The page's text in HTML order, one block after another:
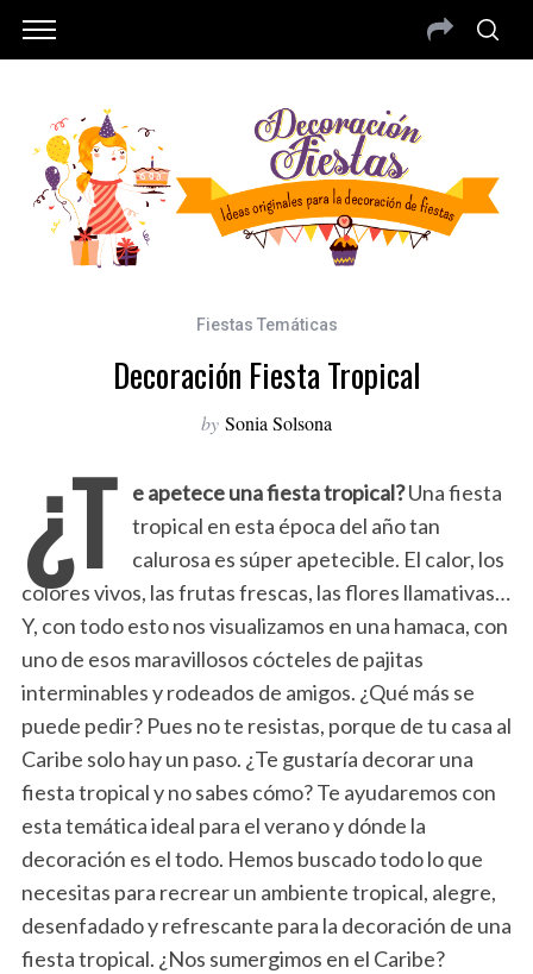
Fiestas Temáticas
Decoración Fiesta Tropical
by Sonia Solsona
¿T e apetece una fiesta tropical?Una fiesta
tropical en esta época del año tan
calurosa es súper apetecible. El calor, los
colores vivos, las frutas frescas, las flores llamativas…
Y, con todo esto nos visualizamos en una hamaca, con
uno de esos maravillosos cócteles de pajitas
interminables y rodeados de amigos. ¿Qué más se
puede pedir? Pues no te resistas, porque de tu casa al
Caribe solo hay un paso. ¿Te gustaría decorar una
fiesta tropical y no sabes cómo? Te ayudaremos con
esta temática ideal para el verano y dónde la
decoración es el todo. Hemos buscado todo lo que
necesitas para recrear un ambiente tropical, alegre,
desenfadado y refrescante para la decoración de una
fiesta tropical. ¿Nos sumergimos en el Caribe?